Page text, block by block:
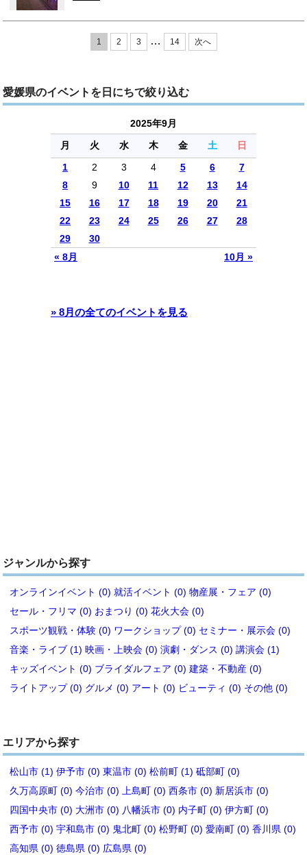
1 2 3 … 14 次へ
愛媛県のイベントを日にちで絞り込む
2025年9月
月
火 水 木 金 土 日
« 8月 10月 »
1 2 3 4 5 6
7
8
9 10 11 12 13
14
15
16 17 18 19 20
21
22
23 24 25 26 27
28
29
30
» 8月の全てのイベントを見る
ジャンルから探す
オンラインイベント (0) 就活イベント (0) 物産展・フェア (0)
セール・フリマ (0) おまつり (0) 花火大会 (0)
スポーツ観戦・体験 (0) ワークショップ (0) セミナー・展示会 (0)
音楽・ライブ (1) 映画・上映会 (0) 演劇・ダンス (0) 講演会 (1)
キッズイベント (0) ブライダルフェア (0) 建築・不動産 (0)
ライトアップ (0) グルメ (0) アート (0) ビューティ (0) その他 (0)
エリアから探す
松山市 (1) 伊予市 (0) 東温市 (0) 松前町 (1) 砥部町 (0)
久万高原町 (0) 今治市 (0) 上島町 (0) 西条市 (0) 新居浜市 (0)
四国中央市 (0) 大洲市 (0) 八幡浜市 (0) 内子町 (0) 伊方町 (0)
西予市 (0) 宇和島市 (0) 鬼北町 (0) 松野町 (0) 愛南町 (0) 香川県 (0)
高知県 (0) 徳島県 (0) 広島県 (0)